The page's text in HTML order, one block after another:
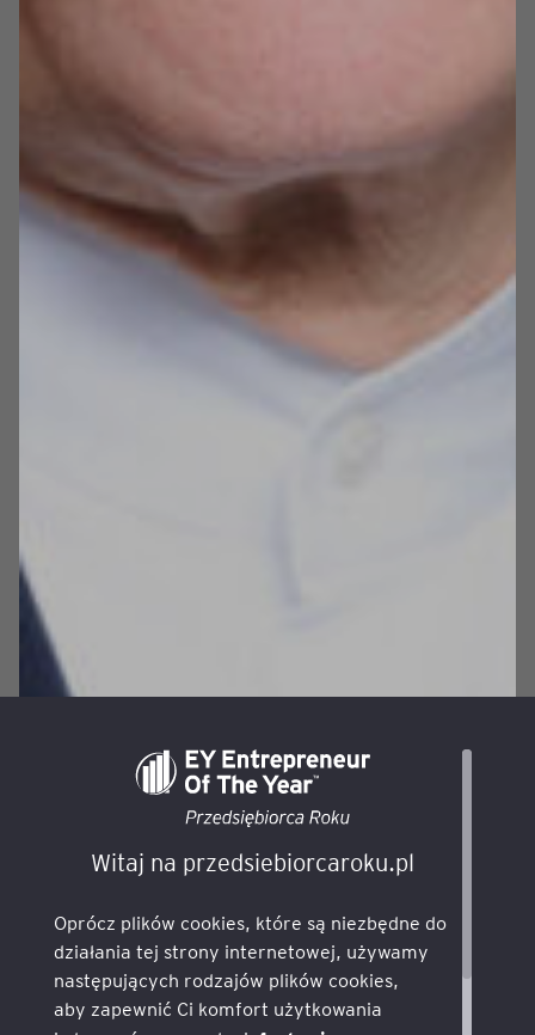
Witaj na przedsiebiorcaroku.pl
Oprócz plików cookies, które są niezbędne do
działania tej strony internetowej, używamy
następujących rodzajów plików cookies,
aby zapewnić Ci komfort użytkowania